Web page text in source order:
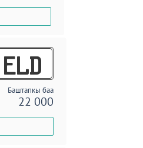
ELD
Баштапкы баа
22 000